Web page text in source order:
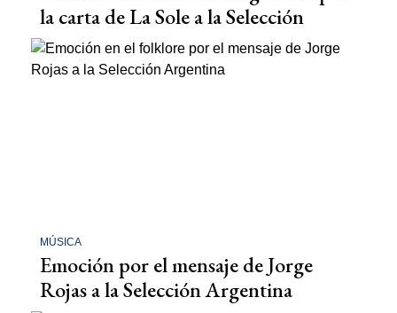
la carta de La Sole a la Selección
MÚSICA
Emoción por el mensaje de Jorge
Rojas a la Selección Argentina